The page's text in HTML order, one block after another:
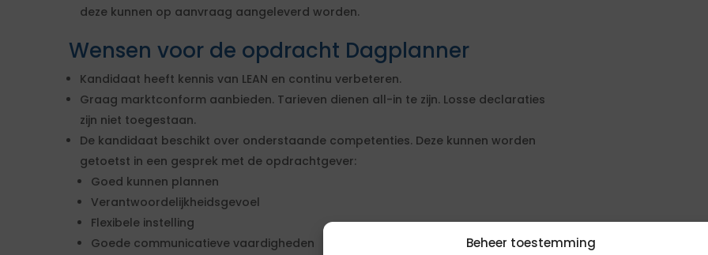
Beheer toestemming
deze kunnen op aanvraag aangeleverd worden.
Wensen voor de opdracht Dagplanner
Kandidaat heeft kennis van LEAN en continu verbeteren.
Graag marktconform aanbieden. Tarieven dienen all-in te zijn. Losse declaraties
zijn niet toegestaan.
De kandidaat beschikt over onderstaande competenties. Deze kunnen worden
getoetst in een gesprek met de opdrachtgever:
Goed kunnen plannen
Verantwoordelijkheidsgevoel
Flexibele instelling
Goede communicatieve vaardigheden